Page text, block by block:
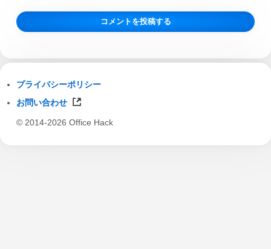
プライバシーポリシー
お問い合わせ
© 2014-2026 Office Hack